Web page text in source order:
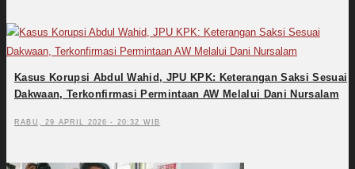
Kasus Korupsi Abdul Wahid, JPU KPK: Keterangan Saksi Sesuai
Dakwaan, Terkonfirmasi Permintaan AW Melalui Dani Nursalam
RABU, 29 APRIL 2026 - 20:32 WIB